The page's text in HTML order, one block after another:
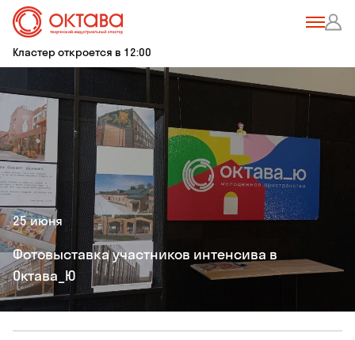
Кластер откроется в 12:00
25 июня
Фотовыставка участников интенсива в
Октава_Ю